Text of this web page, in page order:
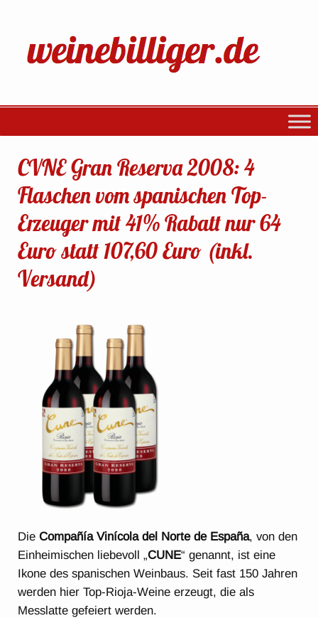
CVNE Gran Reserva 2008: 4
Flaschen vom spanischen Top-
Erzeuger mit 41% Rabatt nur 64
Euro statt 107,60 Euro (inkl.
Versand)
DieCompañía Vinícola del Norte de España, von den
Einheimischen liebevoll „CUNE“ genannt, ist eine
Ikone des spanischen Weinbaus. Seit fast 150 Jahren
werden hier Top-Rioja-Weine erzeugt, die als
Messlatte gefeiert werden.